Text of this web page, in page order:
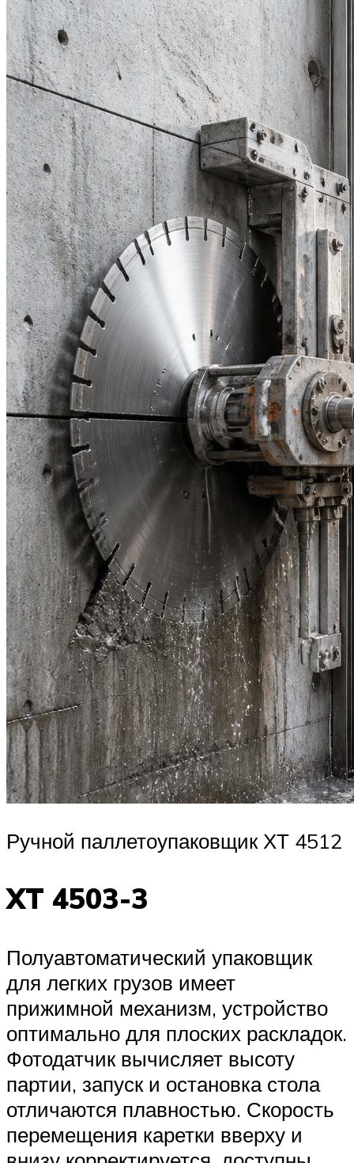
Ручной паллетоупаковщик ХТ 4512
XT 4503-3
Полуавтоматический упаковщик
для легких грузов имеет
прижимной механизм, устройство
оптимально для плоских раскладок.
Фотодатчик вычисляет высоту
партии, запуск и остановка стола
отличаются плавностью. Скорость
перемещения каретки вверху и